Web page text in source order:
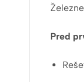
Pred